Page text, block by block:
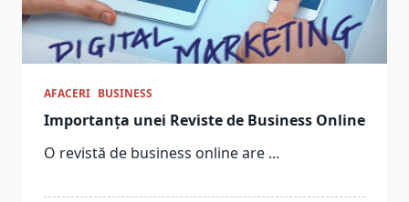
AFACERI BUSINESS
Importanța unei Reviste de Business Online
O revistă de business online are ...